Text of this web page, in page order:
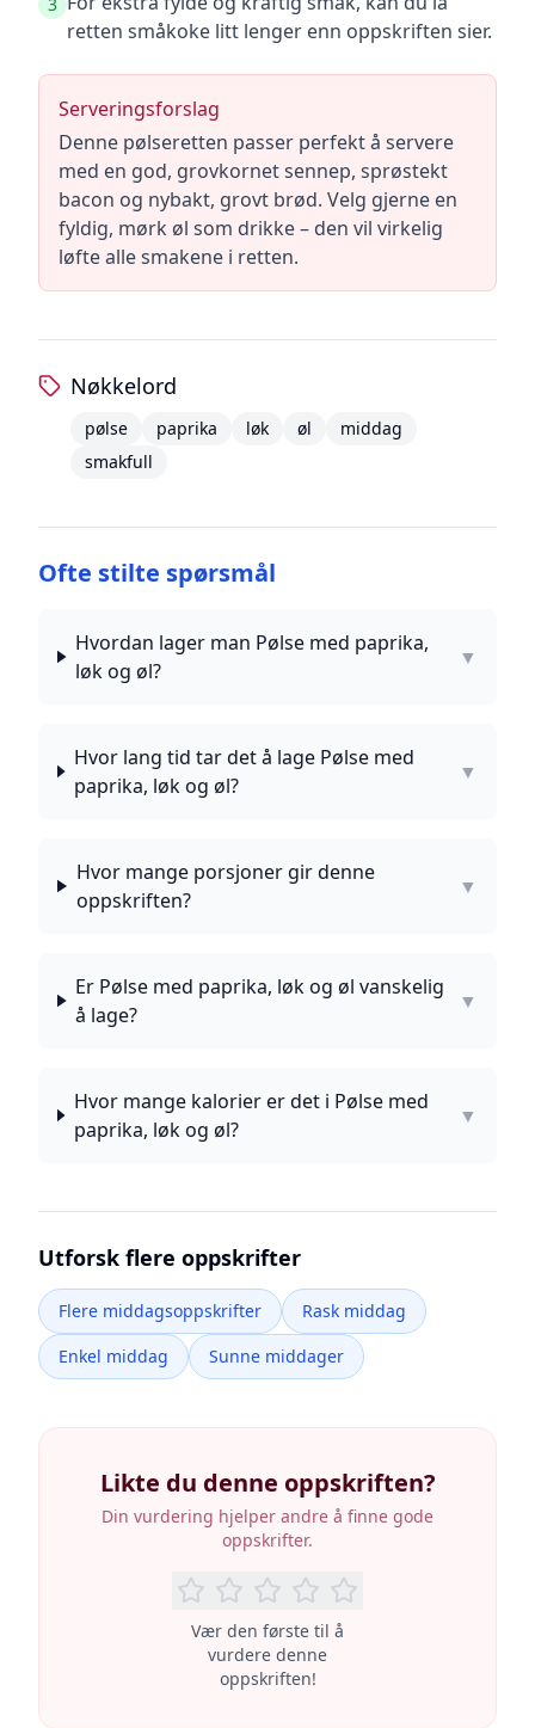
retten småkoke litt lenger enn oppskriften sier.
Serveringsforslag
Denne pølseretten passer perfekt å servere
med en god, grovkornet sennep, sprøstekt
bacon og nybakt, grovt brød. Velg gjerne en
fyldig, mørk øl som drikke – den vil virkelig
løfte alle smakene i retten.
Nøkkelord
pølse paprika løk øl
middag
smakfull
Ofte stilte spørsmål
Hvordan lager man Pølse med paprika,
løk og øl?
▼
Hvor lang tid tar det å lage Pølse med
paprika, løk og øl?
▼
Hvor mange porsjoner gir denne
oppskriften?
▼
Er Pølse med paprika, løk og øl vanskelig
å lage?
▼
Hvor mange kalorier er det i Pølse med
paprika, løk og øl?
▼
Utforsk flere oppskrifter
Flere middagsoppskrifter
Rask middag
Enkel middag
Sunne middager
Likte du denne oppskriften?
Din vurdering hjelper andre å finne gode
oppskrifter.
Vær den første til å
vurdere denne
oppskriften!